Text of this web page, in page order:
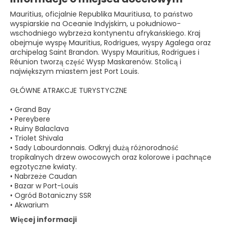
Mauritius, oficjalnie Republika Mauritiusa, to państwo
wyspiarskie na Oceanie Indyjskim, u południowo-
wschodniego wybrzeża kontynentu afrykańskiego. Kraj
obejmuje wyspę Mauritius, Rodrigues, wyspy Agalega oraz
archipelag Saint Brandon. Wyspy Mauritius, Rodrigues i
Réunion tworzą część Wysp Maskarenów. Stolicą i
największym miastem jest Port Louis.
GŁÓWNE ATRAKCJE TURYSTYCZNE
• Grand Bay
• Pereybere
• Ruiny Balaclava
• Triolet Shivala
• Sady Labourdonnais. Odkryj dużą różnorodność
tropikalnych drzew owocowych oraz kolorowe i pachnące
egzotyczne kwiaty.
• Nabrzeże Caudan
• Bazar w Port-Louis
• Ogród Botaniczny SSR
• Akwarium
Więcej informacji